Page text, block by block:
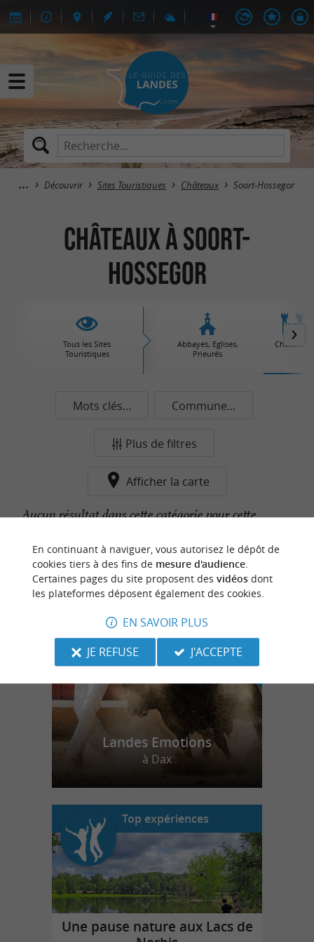
Découvrir Sites Touristiques Châteaux Soort-Hossegor
Châteaux à Soort-
Hossegor
Tous les Sites
Touristiques
Abbayes, Eglises,
Prieurés
Châteaux
Mots clés... Commune...
Plus de filtres
Afficher la carte
Aucun résultat dans cette catégorie pour cette
n
o
t
r
e
c
o
u
p
d
e
c
o
e
u
r
Landes Emotions
à Dax
Top expériences
Une pause nature aux Lacs de
En continuant à naviguer, vous autorisez le dépôt de
cookies tiers à des fins de mesure d'audience.
Certaines pages du site proposent des vidéosdont
les plateformes déposent également des cookies.
EN SAVOIR PLUS
JE REFUSE
J'ACCEPTE